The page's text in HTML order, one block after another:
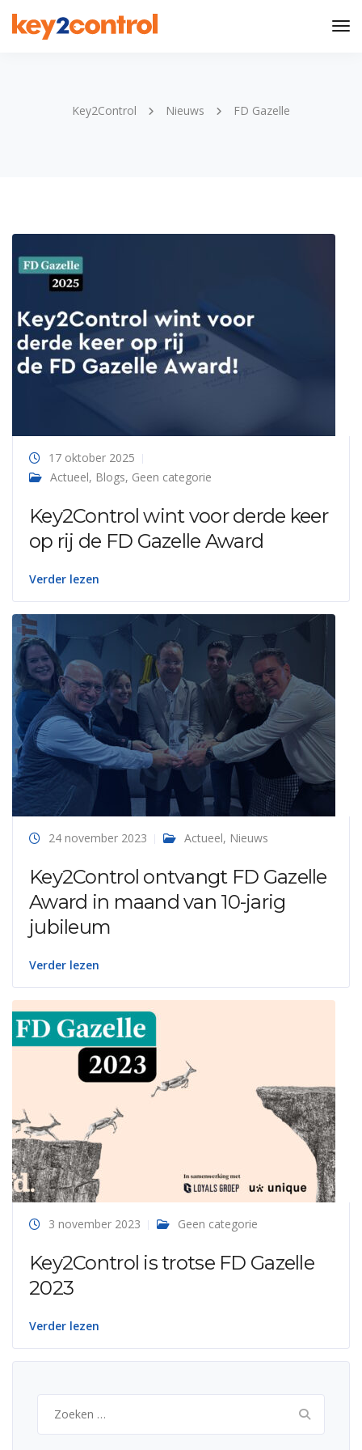
Key2Control Nieuws FD Gazelle
17 oktober 2025
Actueel, Blogs, Geen categorie
Key2Control wint voor derde keer
op rij de FD Gazelle Award
Verder lezen
24 november 2023 Actueel, Nieuws
Key2Control ontvangt FD Gazelle
Award in maand van 10-jarig
jubileum
Verder lezen
3 november 2023 Geen categorie
Key2Control is trotse FD Gazelle
2023
Verder lezen
naar: